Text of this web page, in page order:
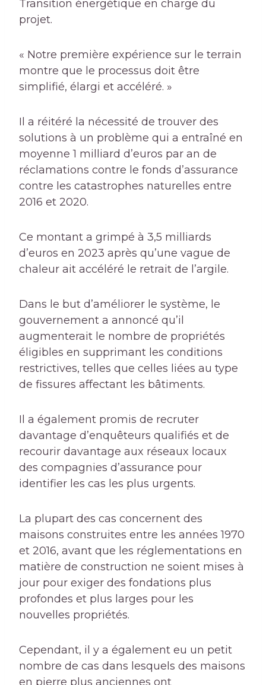
Transition énergétique en charge du
projet.
« Notre première expérience sur le terrain
montre que le processus doit être
simplifié, élargi et accéléré. »
Il a réitéré la nécessité de trouver des
solutions à un problème qui a entraîné en
moyenne 1 milliard d’euros par an de
réclamations contre le fonds d’assurance
contre les catastrophes naturelles entre
2016 et 2020.
Ce montant a grimpé à 3,5 milliards
d’euros en 2023 après qu’une vague de
chaleur ait accéléré le retrait de l’argile.
Dans le but d’améliorer le système, le
gouvernement a annoncé qu’il
augmenterait le nombre de propriétés
éligibles en supprimant les conditions
restrictives, telles que celles liées au type
de fissures affectant les bâtiments.
Il a également promis de recruter
davantage d’enquêteurs qualifiés et de
recourir davantage aux réseaux locaux
des compagnies d’assurance pour
identifier les cas les plus urgents.
La plupart des cas concernent des
maisons construites entre les années 1970
et 2016, avant que les réglementations en
matière de construction ne soient mises à
jour pour exiger des fondations plus
profondes et plus larges pour les
nouvelles propriétés.
Cependant, il y a également eu un petit
nombre de cas dans lesquels des maisons
en pierre plus anciennes ont